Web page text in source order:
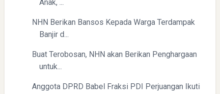
Anak, ...
NHN Berikan Bansos Kepada Warga Terdampak
Banjir d...
Buat Terobosan, NHN akan Berikan Penghargaan
untuk...
Anggota DPRD Babel Fraksi PDI Perjuangan Ikuti